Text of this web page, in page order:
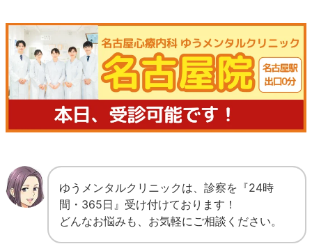
ゆうメンタルクリニックは、診察を『24時
間・365日』受け付けております！
どんなお悩みも、お気軽にご相談ください。